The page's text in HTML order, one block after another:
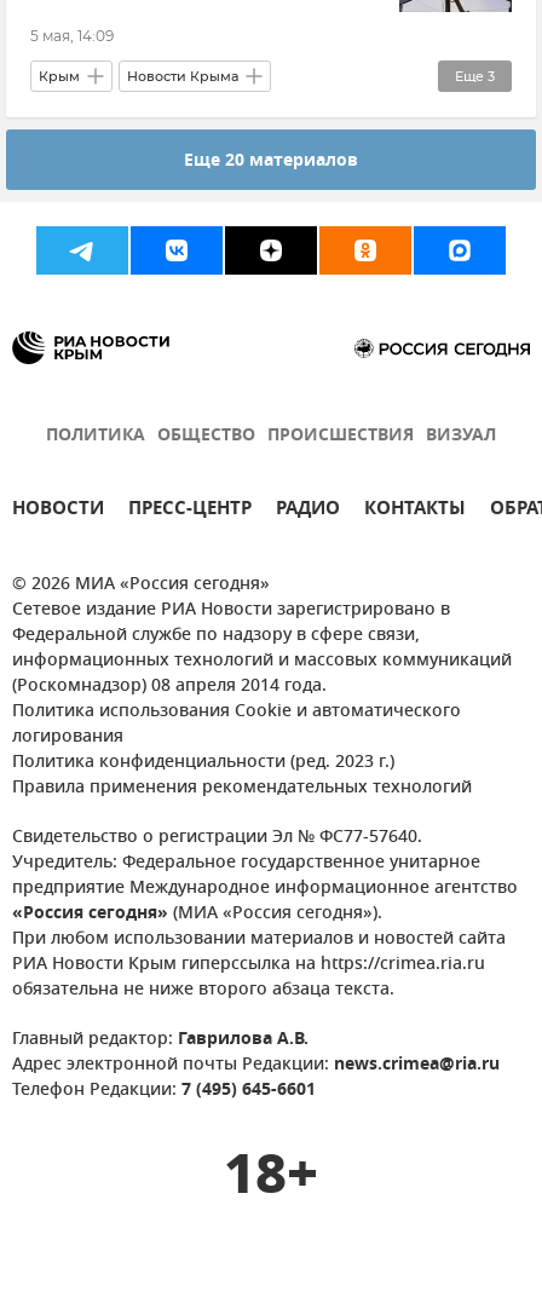
История Память Новости Севастополя
5 мая, 14:09
Еще 3
Крым Новости Крыма
Ленинский район ГУП РК "Крымэнерго"
Отключение электроэнергии в Крыму
Еще 20 материалов
ПОЛИТИКА ОБЩЕСТВО ПРОИСШЕСТВИЯ ВИЗУАЛ
НОВОСТИ ПРЕСС-ЦЕНТР РАДИО КОНТАКТЫ
© 2026 МИА «Россия сегодня»
Сетевое издание РИА Новости зарегистрировано в
Федеральной службе по надзору в сфере связи,
информационных технологий и массовых коммуникаций
(Роскомнадзор) 08 апреля 2014 года.
Политика использования Cookie и автоматического
логирования
Политика конфиденциальности (ред. 2023 г.)
Правила применения рекомендательных технологий
Свидетельство о регистрации Эл № ФС77-57640.
Учредитель: Федеральное государственное унитарное
предприятие Международное информационное агентство
«Россия сегодня» (МИА «Россия сегодня»).
При любом использовании материалов и новостей сайта
РИА Новости Крым гиперссылка на https://crimea.ria.ru
обязательна не ниже второго абзаца текста.
Главный редактор: Гаврилова А.В.
Адрес электронной почты Редакции: news.crimea@ria.ru
Телефон Редакции: 7 (495) 645-6601
18+